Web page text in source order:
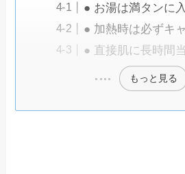
● お湯は満タンに
● 加熱時は必ずキ
● 直接肌に長時間
もっと見る